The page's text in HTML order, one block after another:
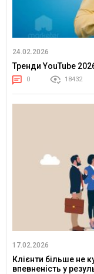
24.02.2026
Тренди YouTube
0 18432
17.02.2026
Клієнти більше не
впевненість у